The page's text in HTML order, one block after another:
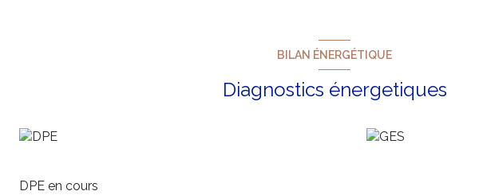
BILAN ÉNERGÉTIQUE
Diagnostics énergetiques
DPE en cours